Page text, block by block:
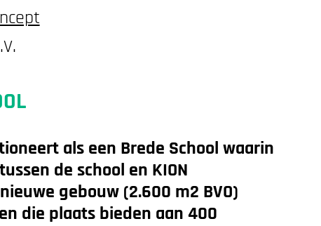
als een Brede School waarin
de school en KION
gebouw (2.600 m2 BVO)
die plaats bieden aan 400